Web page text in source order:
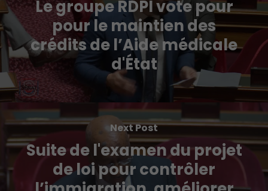
Le groupe RDPI vote pour
pour le maintien des
crédits de l’Aide médicale
d'État
Next Post
Suite de l'examen du projet
de loi pour contrôler